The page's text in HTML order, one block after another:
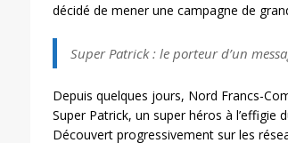
décidé de mener une campagne de
Super Patrick : le porteur d’un
Depuis quelques jours, Nord Francs-
Super Patrick, un super héros à
Découvert progressivement sur les